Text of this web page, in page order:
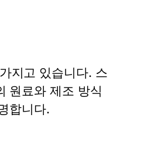
지고 있습니다. 스
원료와 제조 방식
합니다.